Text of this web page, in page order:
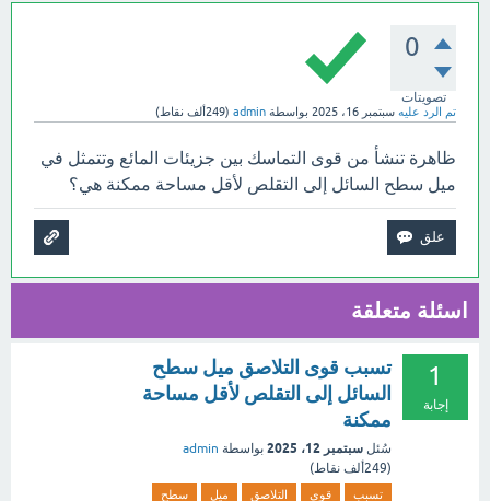
0
تصويتات
تم الرد عليه سبتمبر 16، 2025 بواسطة admin
(249ألف نقاط)
ظاهرة تنشأ من قوى التماسك بين جزيئات المائع وتتمثل في
ميل سطح السائل إلى التقلص لأقل مساحة ممكنة هي؟
اسئلة متعلقة
1
إجابة
تسبب قوى التلاصق ميل سطح
السائل إلى التقلص لأقل مساحة
ممكنة
سُئل سبتمبر 12، 2025 بواسطة admin
(249ألف نقاط)
تسبب قوى التلاصق ميل
سطح